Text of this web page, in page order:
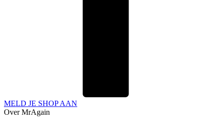
MELD JE SHOP AAN
Over MrAgain